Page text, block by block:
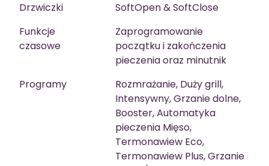
Drzwiczki
SoftOpen & SoftClose
Funkcje
czasowe
Zaprogramowanie
początku i zakończenia
pieczenia oraz minutnik
Programy
Rozmrażanie, Duży grill,
Intensywny, Grzanie dolne,
Booster, Automatyka
pieczenia Mięso,
Termonawiew Eco,
Termonawiew Plus, Grzanie